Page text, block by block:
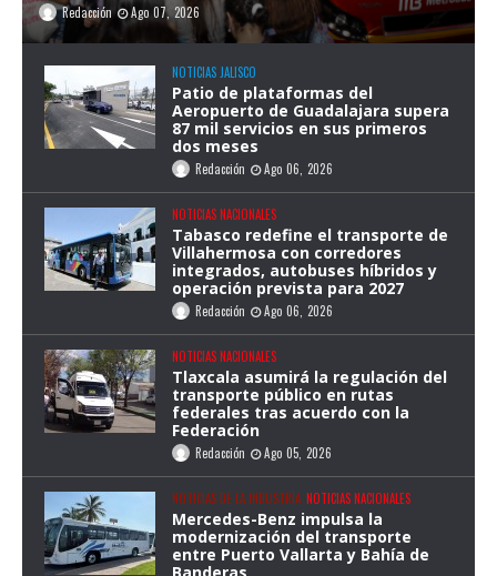
Redacción Ago 07, 2026
NOTICIAS JALISCO
Patio de plataformas del
Aeropuerto de Guadalajara supera
87 mil servicios en sus primeros
dos meses
Redacción Ago 06, 2026
NOTICIAS NACIONALES
Tabasco redefine el transporte de
Villahermosa con corredores
integrados, autobuses híbridos y
operación prevista para 2027
Redacción Ago 06, 2026
NOTICIAS NACIONALES
Tlaxcala asumirá la regulación del
transporte público en rutas
federales tras acuerdo con la
Federación
Redacción Ago 05, 2026
NOTICIAS DE LA INDUSTRIA NOTICIAS NACIONALES
Mercedes-Benz impulsa la
modernización del transporte
entre Puerto Vallarta y Bahía de